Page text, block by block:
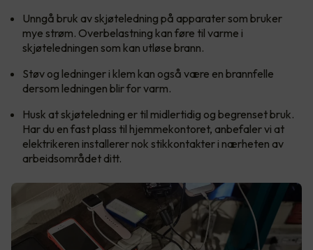
Unngå bruk av skjøteledning på apparater som bruker
mye strøm. Overbelastning kan føre til varme i
skjøteledningen som kan utløse brann.
Støv og ledninger i klem kan også være en brannfelle
dersom ledningen blir for varm.
Husk at skjøteledning er til midlertidig og begrenset bruk.
Har du en fast plass til hjemmekontoret, anbefaler vi at
elektrikeren installerer nok stikkontakter i nærheten av
arbeidsområdet ditt.